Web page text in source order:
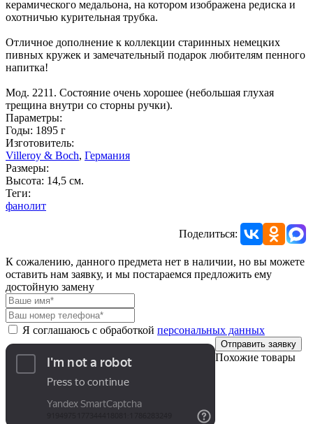
керамического медальона, на котором изображена редиска и
охотничью курительная трубка.
Отличное дополнение к коллекции старинных немецких
пивных кружек и замечательный подарок любителям пенного
напитка!
Мод. 2211. Состояние очень хорошее (небольшая глухая
трещина внутри со сторны ручки).
Параметры:
Годы: 1895 г
Изготовитель:
Villeroy & Boch, Германия
Размеры:
Высота: 14,5 см.
Теги:
фанолит
Поделиться:
К сожалению, данного предмета нет в наличии, но вы можете
оставить нам заявку, и мы постараемся предложить ему
достойную замену
Я соглашаюсь с обработкой персональных данных
Отправить заявку
Похожие товары